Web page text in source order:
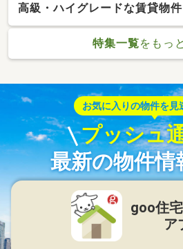
高級・ハイグレードな賃貸物件
特集一覧をもっ
お気に入りの物件を見
プッシュ
最新の物件情
goo住
ア